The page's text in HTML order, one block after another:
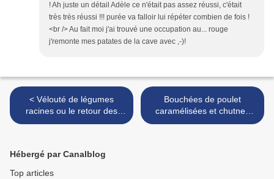
! Ah juste un détail Adèle ce n'était pas assez réussi, c'était
très très réussi !!! purée va falloir lui répéter combien de fois !
<br /> Au fait moi j'ai trouvé une occupation au... rouge
j'remonte mes patates de la cave avec ,-)!
< Vélouté de légumes
racines ou le retour des
légumes oubliés
Bouchées de poulet
caramélisées et chutney
d'oignons.... >
Hébergé par Canalblog
Top articles